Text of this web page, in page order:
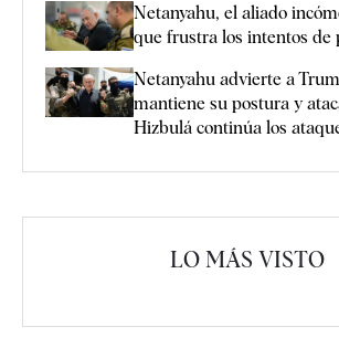
Netanyahu, el aliado
que frustra los intentos de
Netanyahu advierte a
mantiene su postura y
Hizbulá continúa los
LO MÁS VISTO